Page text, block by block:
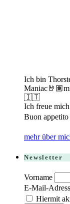
Ich bin
🇮🇹
Ich freue
Buon
mehr über
Newsletter
Vorname
E-Mail-
Hiermit